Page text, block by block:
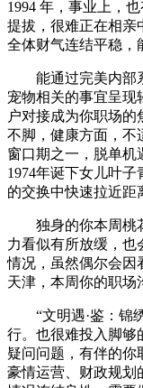
1994 年，事业上，
提拔，很难正在相亲
全体财气连结平稳，
能通过完美内部系
宠物相关的事宜呈现
户对接成为你职场
不脚，健康方面，不
窗口期之一，脱单机
1974年诞下女儿叶
的交换中快速拉近距
独身的你本周桃花
力看似有所放缓，也
情况，虽然偶尔会因
天津，本周你的职场
“文明遇·鉴：锦绣
行。也很难投入脚够
疑问问题，有伴的你
豪情运营、财政规划